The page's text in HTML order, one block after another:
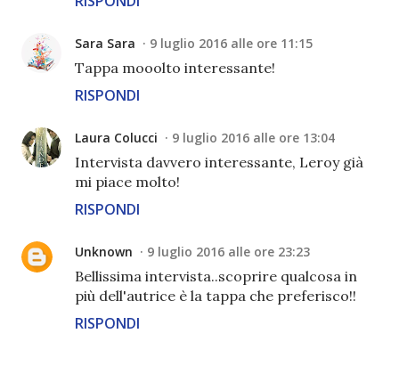
Sara Sara 9 luglio 2016 alle ore 11:15
Tappa mooolto interessante!
RISPONDI
Laura Colucci 9 luglio 2016 alle ore 13:04
Intervista davvero interessante, Leroy già
mi piace molto!
RISPONDI
Unknown 9 luglio 2016 alle ore 23:23
Bellissima intervista..scoprire qualcosa in
più dell'autrice è la tappa che preferisco!!
RISPONDI